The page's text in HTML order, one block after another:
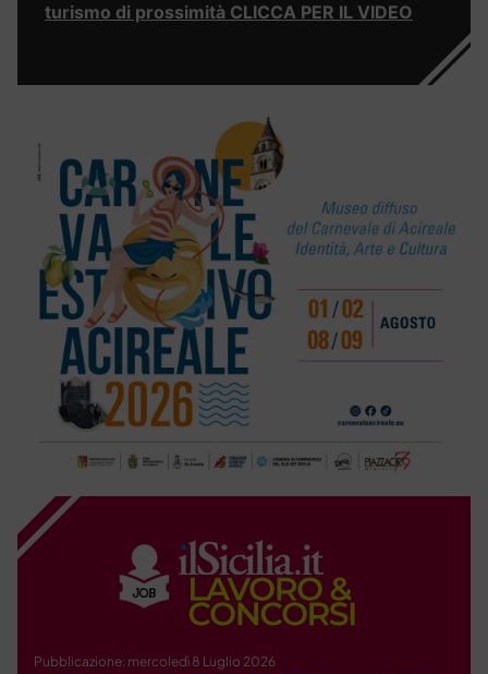
turismo di prossimità CLICCA PER IL VIDEO
Pubblicazione: mercoledì 8 Luglio 2026